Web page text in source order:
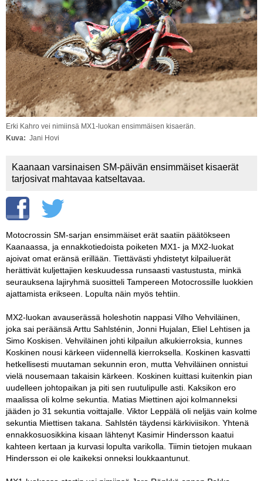
Luo uusi käyttäjätili
Vaihda salasana
CROSS COUNTRY
MUUT LAJIT
YLEISTÄ ALALTA
LUE DIGILEHDET
ASIAKASPALVELU JA
OHJEET
YHTEYSTIEDOT
Erki Kahro vei nimiinsä MX1-luokan ensimmäisen kisaerän.
Kuva
Jani Hovi
Kaanaan varsinaisen SM-päivän ensimmäiset kisaerät
tarjosivat mahtavaa katseltavaa.
Motocrossin SM-sarjan ensimmäiset erät saatiin päätökseen
Kaanaassa, ja ennakkotiedoista poiketen MX1- ja MX2-luokat
ajoivat omat eränsä erillään. Tiettävästi yhdistetyt kilpailuerät
herättivät kuljettajien keskuudessa runsaasti vastustusta, minkä
seurauksena lajiryhmä suositteli Tampereen Motocrossille luokkien
ajattamista erikseen. Lopulta näin myös tehtiin.
MX2-luokan avauserässä holeshotin nappasi Vilho Vehviläinen,
joka sai peräänsä Arttu Sahlsténin, Jonni Hujalan, Eliel Lehtisen ja
Simo Koskisen. Vehviläinen johti kilpailun alkukierroksia, kunnes
Koskinen nousi kärkeen viidennellä kierroksella. Koskinen kasvatti
hetkellisesti muutaman sekunnin eron, mutta Vehviläinen onnistui
vielä nousemaan takaisin kärkeen. Koskinen kuittasi kuitenkin pian
uudelleen johtopaikan ja piti sen ruutulipulle asti. Kaksikon ero
maalissa oli kolme sekuntia. Matias Miettinen ajoi kolmanneksi
jääden jo 31 sekuntia voittajalle. Viktor Leppälä oli neljäs vain kolme
sekuntia Miettisen takana. Sahlstén täydensi kärkiviisikon. Yhtenä
ennakkosuosikkina kisaan lähtenyt Kasimir Hindersson kaatui
kahteen kertaan ja kurvasi lopulta varikolla. Tiimin tietojen mukaan
Hindersson ei ole kaikeksi onneksi loukkaantunut.